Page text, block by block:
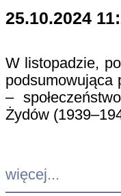
25.10.2024
W listopadzie,
podsumowująca
–
Żydów
więcej...